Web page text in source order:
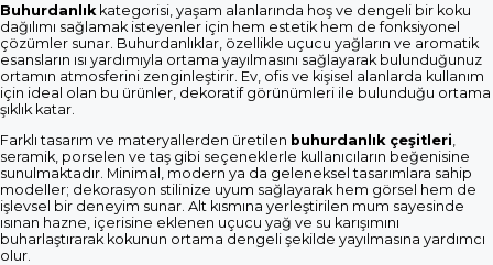
Buhurdanlık kategorisi, yaşam alanlarında hoş ve dengeli bir koku
dağılımı sağlamak isteyenler için hem estetik hem de fonksiyonel
çözümler sunar. Buhurdanlıklar, özellikle uçucu yağların ve aromatik
esansların ısı yardımıyla ortama yayılmasını sağlayarak bulunduğunuz
ortamın atmosferini zenginleştirir. Ev, ofis ve kişisel alanlarda kullanım
için ideal olan bu ürünler, dekoratif görünümleri ile bulunduğu ortama
şıklık katar.
Farklı tasarım ve materyallerden üretilen buhurdanlık çeşitleri
seramik, porselen ve taş gibi seçeneklerle kullanıcıların beğenisine
sunulmaktadır. Minimal, modern ya da geleneksel tasarımlara sahip
modeller; dekorasyon stilinize uyum sağlayarak hem görsel hem de
işlevsel bir deneyim sunar. Alt kısmına yerleştirilen mum sayesinde
ısınan hazne, içerisine eklenen uçucu yağ ve su karışımını
buharlaştırarak kokunun ortama dengeli şekilde yayılmasına yardımcı
olur.